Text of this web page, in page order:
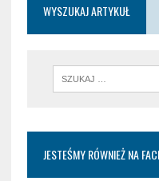
WYSZUKAJ ARTYKUŁ
JESTEŚMY RÓWNIEŻ NA